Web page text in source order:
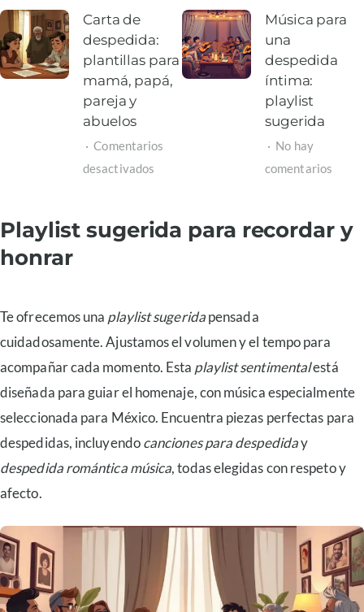
Dejar
Cruz
de
del
Carta de
despedida:
plantillas para
mamá, papá,
pareja y
abuelos
Comentarios
desactivados
despedida:
papá,
pareja
y
abuelos
Música para
una
despedida
íntima:
playlist
sugerida
No hay
comentariosen
una
Playlist sugerida para recordar y
honrar
Te ofrecemos una playlist sugeridapensada
cuidadosamente. Ajustamos el volumen y el tempo para
acompañar cada momento. Esta playlist sentimentalestá
diseñada para guiar el homenaje, con música especialmente
seleccionada para México. Encuentra piezas perfectas para
despedidas, incluyendocanciones para despediday
despedida romántica música, todas elegidas con respeto y
afecto.